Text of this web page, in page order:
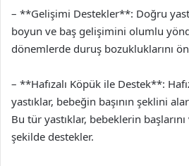
– **Gelişimi Destekler**: Doğru
boyun ve baş gelişimini olumlu
dönemlerde duruş bozukluklarını
– **Hafızalı Köpük ile Destek**:
yastıklar, bebeğin başının şeklini
Bu tür yastıklar, bebeklerin
şekilde destekler.